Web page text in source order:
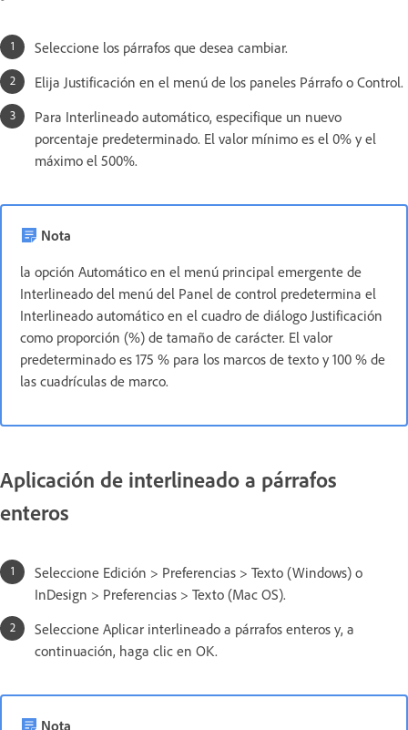
Seleccione los párrafos que desea cambiar.
Elija Justificación en el menú de los paneles Párrafo o Control.
Para Interlineado automático, especifique un nuevo
porcentaje predeterminado. El valor mínimo es el 0% y el
máximo el 500%.
Nota
la opción Automático en el menú principal emergente de
Interlineado del menú del Panel de control predetermina el
Interlineado automático en el cuadro de diálogo Justificación
como proporción (%) de tamaño de carácter. El valor
predeterminado es 175 % para los marcos de texto y 100 % de
las cuadrículas de marco.
Aplicación de interlineado a párrafos
enteros
Seleccione Edición > Preferencias > Texto (Windows) o
InDesign > Preferencias > Texto (Mac OS).
Seleccione Aplicar interlineado a párrafos enteros y, a
continuación, haga clic en OK.
Nota